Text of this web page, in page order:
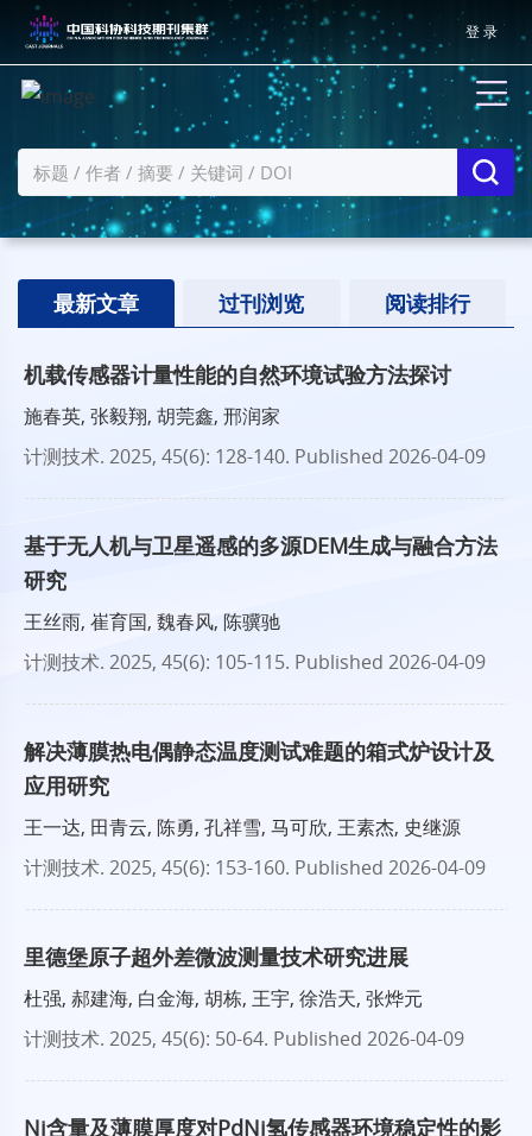
登 录
最新文章 过刊浏览 阅读排行
机载传感器计量性能的自然环境试验方法探讨
施春英, 张毅翔, 胡莞鑫, 邢润家
计测技术. 2025, 45(6): 128-140. Published 2026-04-09
基于无人机与卫星遥感的多源DEM生成与融合方法
研究
王丝雨, 崔育国, 魏春风, 陈骥驰
计测技术. 2025, 45(6): 105-115. Published 2026-04-09
解决薄膜热电偶静态温度测试难题的箱式炉设计及
应用研究
王一达, 田青云, 陈勇, 孔祥雪, 马可欣, 王素杰, 史继源
计测技术. 2025, 45(6): 153-160. Published 2026-04-09
里德堡原子超外差微波测量技术研究进展
杜强, 郝建海, 白金海, 胡栋, 王宇, 徐浩天, 张烨元
计测技术. 2025, 45(6): 50-64. Published 2026-04-09
Ni含量及薄膜厚度对PdNi氢传感器环境稳定性的影